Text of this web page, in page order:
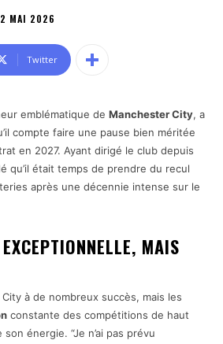
MAI 2026
Twitter
emblématique de Manchester City, a
compte faire une pause bien méritée
en 2027. Ayant dirigé le club depuis
qu’il était temps de prendre du recul
après une décennie intense sur le
MAIS
à de nombreux succès, mais les
constante des compétitions de haut
énergie. “Je n’ai pas prévu